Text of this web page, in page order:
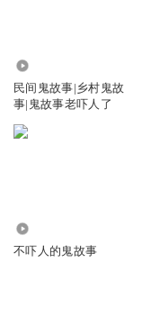
民间鬼故事|乡村鬼故
事|鬼故事老吓人了
不吓人的鬼故事